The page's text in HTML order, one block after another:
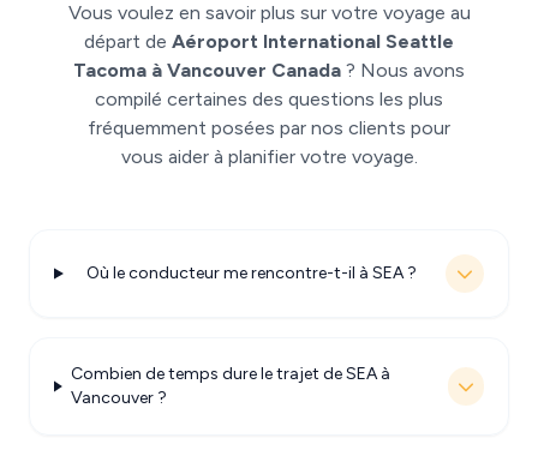
Vous voulez en savoir plus sur votre voyage au
départ de Aéroport International Seattle
Tacoma à Vancouver Canada ? Nous avons
compilé certaines des questions les plus
fréquemment posées par nos clients pour
vous aider à planifier votre voyage.
Où le conducteur me rencontre-t-il à SEA ?
Combien de temps dure le trajet de SEA à
Vancouver ?